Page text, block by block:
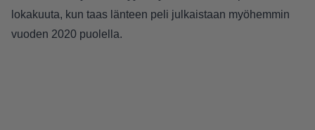
lokakuuta, kun taas länteen peli julkaistaan myöhemmin
vuoden 2020 puolella.